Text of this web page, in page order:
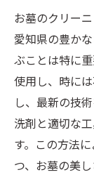
お墓のクリー
愛知県の豊か
ぶことは特に
使用し、時に
し、最新の技
洗剤と適切な
す。この方法
つ、お墓の美